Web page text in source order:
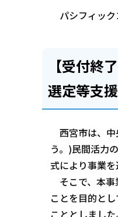
パシフィック
【受付終
選定等支
西宮市は、中
う。)民間活力
式により事業を
そこで、本事
ことを目的と
こととしました